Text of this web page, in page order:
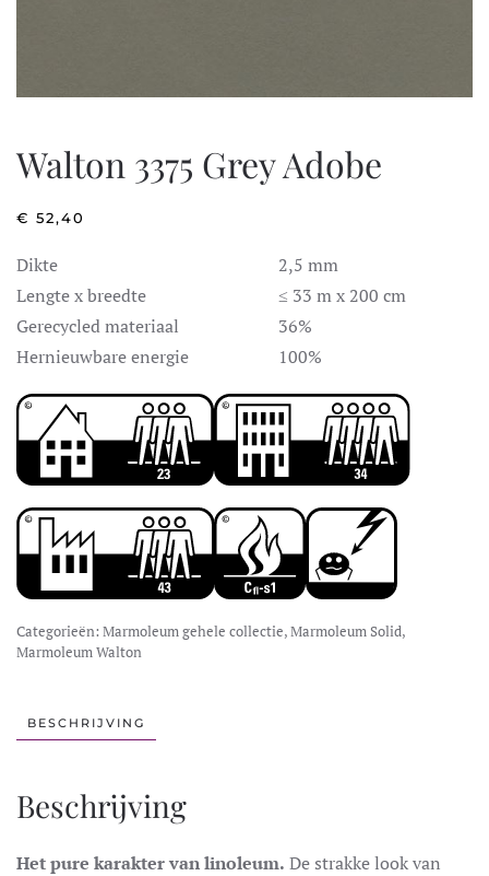
Walton 3375 Grey Adobe
€ 52,40
Dikte
2,5 mm
Lengte x breedte
≤ 33 m x 200 cm
Gerecycled materiaal
36%
Hernieuwbare energie
100%
Categorieën: Marmoleum gehele collectie,Marmoleum Solid,
Marmoleum Walton
BESCHRIJVING
Beschrijving
Het pure karakter van linoleum. De strakke look van